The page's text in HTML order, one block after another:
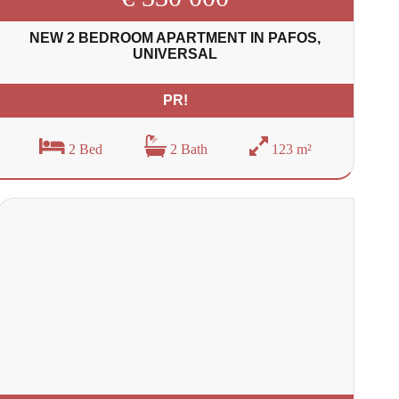
NEW 2 BEDROOM APARTMENT IN PAFOS,
UNIVERSAL
PR!
2 Bed 2 Bath 123 m²